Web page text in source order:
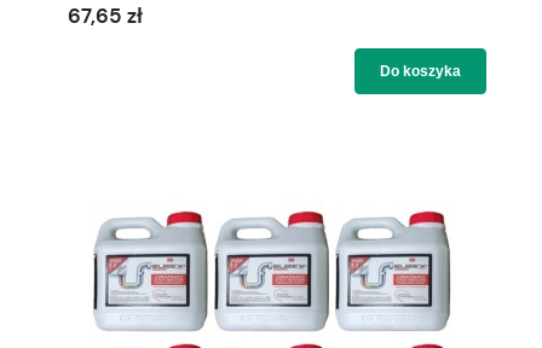
67,65 zł
Do koszyka